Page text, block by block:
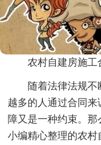
农村自建房施工
随着法律法规
越多的人通过合同
障又是一种约束。
小编精心整理的农